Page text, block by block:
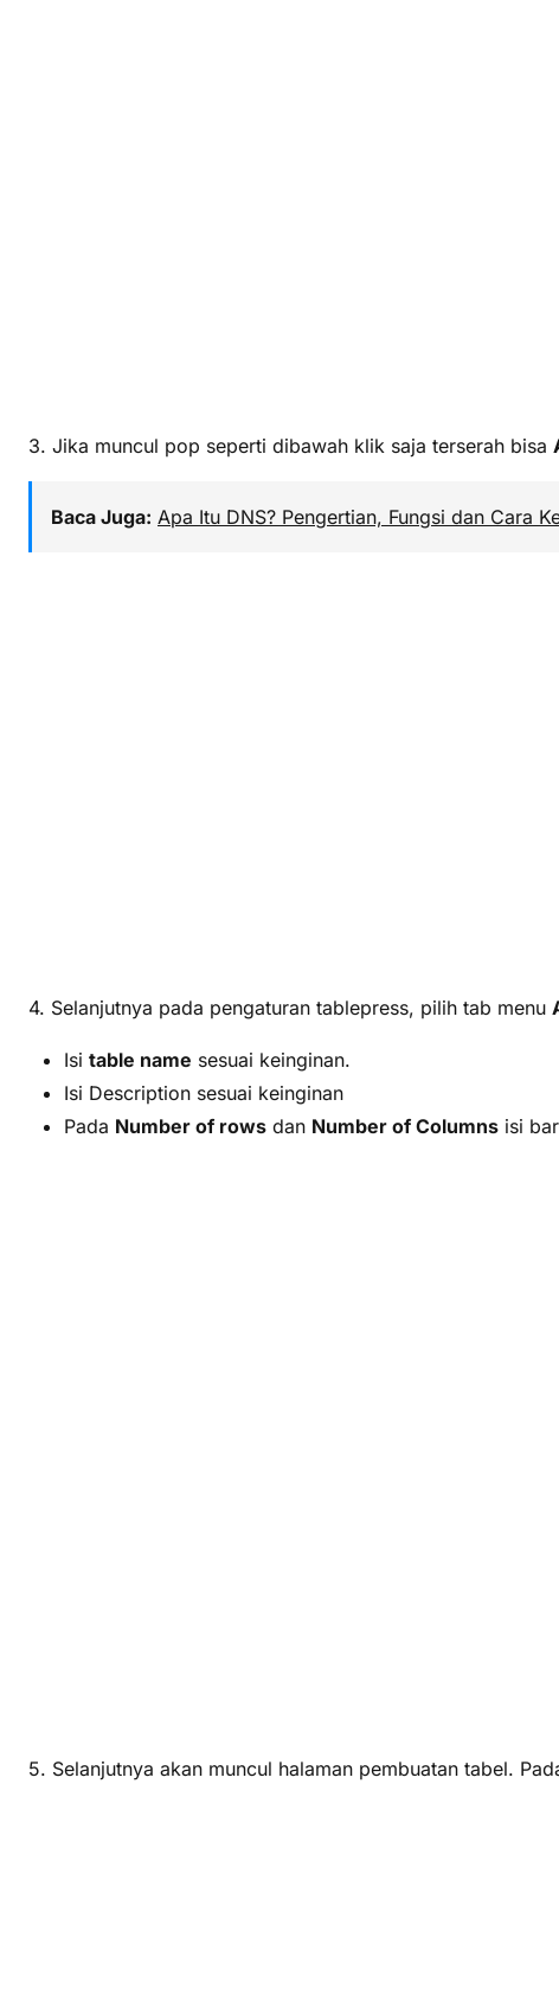
3. Jika muncul pop seperti dibawah klik saja terserah bisa
Baca Juga: Apa Itu DNS? Pengertian, Fungsi dan Cara
4. Selanjutnya pada pengaturan tablepress, pilih tab menu
Isi table name sesuai keinginan.
Isi Description sesuai keinginan
Pada Number of rows dan Number of Columns isi
5. Selanjutnya akan muncul halaman pembuatan tabel.